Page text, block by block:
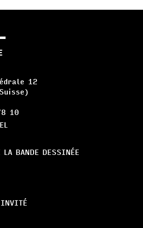
12
10
LA BANDE DESSINÉE
INVITÉ